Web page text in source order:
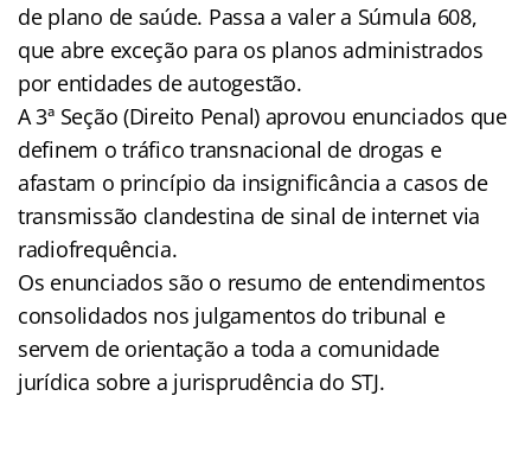
de plano de saúde. Passa a valer a Súmula 608,
que abre exceção para os planos administrados
por entidades de autogestão.
A 3ª Seção (Direito Penal) aprovou enunciados que
definem o tráfico transnacional de drogas e
afastam o princípio da insignificância a casos de
transmissão clandestina de sinal de internet via
radiofrequência.
Os enunciados são o resumo de entendimentos
consolidados nos julgamentos do tribunal e
servem de orientação a toda a comunidade
jurídica sobre a jurisprudência do STJ.